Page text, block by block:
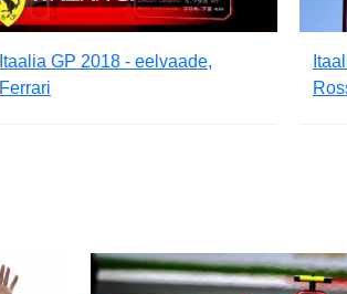
Itaalia GP 2018 - eelvaade,
Ferrari